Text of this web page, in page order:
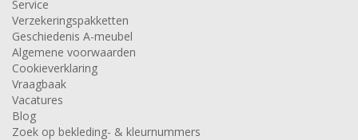
Service
Verzekeringspakketten
Geschiedenis A-meubel
Algemene voorwaarden
Cookieverklaring
Vraagbaak
Vacatures
Blog
Zoek op bekleding- & kleurnummers